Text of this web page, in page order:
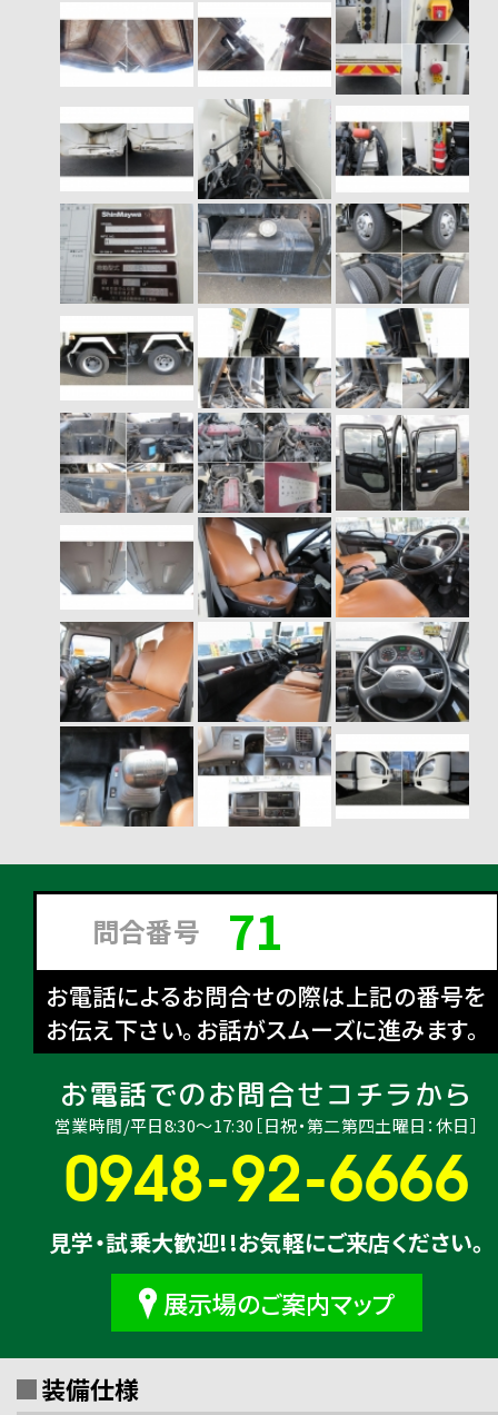
問合番号 71
お電話によるお問合せの際は上記の番号を
お伝え下さい。お話がスムーズに進みます。
お電話でのお問合せコチラから
営業時間/平日8:30〜17:30［日祝・第二第四土曜日：休日］
0948-92-6666
見学・試乗大歓迎!!お気軽にご来店ください。
展示場のご案内マップ
装備仕様